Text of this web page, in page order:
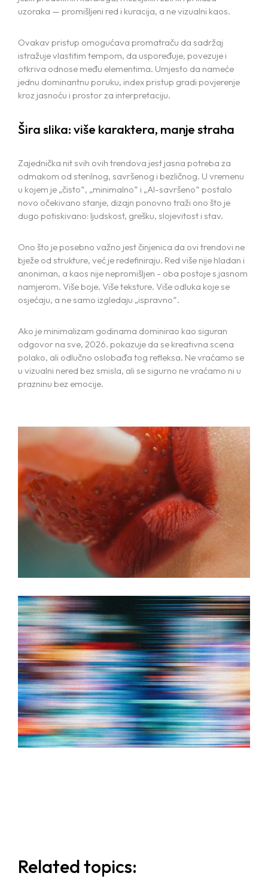
Home
Projects
Services
BRANDING AND GRAPHIC DESIGN
WEB DESIGN AND DEVELOPMENT
PACKAGING AND PRINT
Blog
Contact us
uzoraka — promišljeni red i kuracija, a ne vizualni kaos.
Ovakav pristup omogućava promatraču da sadržaj
istražuje vlastitim tempom, da uspoređuje, povezuje i
otkriva odnose među elementima. Umjesto da nameće
jednu dominantnu poruku, index pristup gradi povjerenje
kroz jasnoću i prostor za interpretaciju.
Šira slika: više karaktera, manje straha
Zajednička nit svih ovih trendova jest jasna potreba za
odmakom od sterilnog, savršenog i bezličnog. U vremenu
u kojem je „čisto“, „minimalno“ i „AI-savršeno“ postalo
novo očekivano stanje, dizajn ponovno traži ono što je
dugo potiskivano: ljudskost, grešku, slojevitost i stav.
Ono što je posebno važno jest činjenica da ovi trendovi ne
bježe od strukture, već je redefiniraju. Red više nije hladan i
anoniman, a kaos nije nepromišljen - oba postoje s jasnom
namjerom. Više boje. Više teksture. Više odluka koje se
osjećaju, a ne samo izgledaju „ispravno“.
Ako je minimalizam godinama dominirao kao siguran
odgovor na sve, 2026. pokazuje da se kreativna scena
polako, ali odlučno oslobađa tog refleksa. Ne vraćamo se
u vizualni nered bez smisla, ali se sigurno ne vraćamo ni u
prazninu bez emocije.
Related topics: